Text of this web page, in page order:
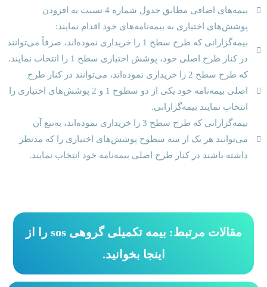
بیمه‌های اضافی مطابق جدول شماره 4 نسبت به افزودن
پوشش‌های اختیاری به بیمه‌نامه‌های خود اقدام نمایند:
بیمه‌گزارانی که طرح سطح 1 را خریداری نموده‌اند، صرفاً می‌توانند
در کنار طرح اصلی خود، پوشش اختیاری سطح 1 را انتخاب نمایند.
که طرح سطح 2 را خریداری نموده‌اند، می‌توانند در کنار طرح
اصلی بیمه‌نامه خود یکی از دو سطوح 1 و 2 پوشش‌های اختیاری را
انتخاب نمایند بیمه‌گزارانی.
بیمه‌گزارانی که طرح سطح 3 را خریداری نموده‌اند، به‌تبع آن
می‌توانند هر یک از سه سطوح پوشش‌های اختیاری را که مدنظر
داشته باشند در کنار طرح اصلی بیمه‌نامه خود انتخاب نمایند.
مقالات مرتبط: بیمه تکمیلی گروهی sos را از
اینجا بخوانید.